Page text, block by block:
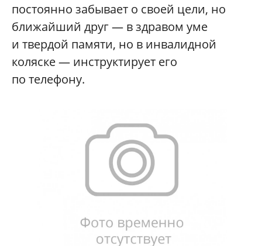
постоянно забывает о своей цели, но
ближайший друг — в здравом уме
и твердой памяти, но в инвалидной
коляске — инструктирует его
по телефону.